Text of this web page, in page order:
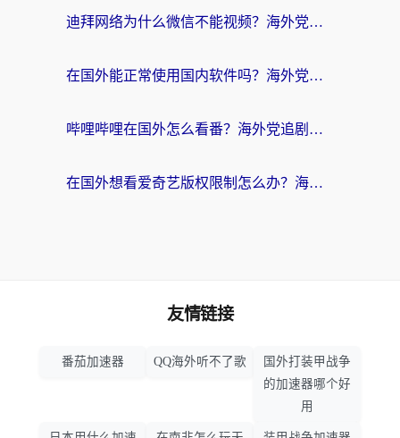
迪拜网络为什么微信不能视频？海外党必看的回国加速全攻略
在国外能正常使用国内软件吗？海外党亲测有效的无缝访问指南
哔哩哔哩在国外怎么看番？海外党追剧看片的终极解决方案
在国外想看爱奇艺版权限制怎么办？海外华人必看的追剧自由指南
友情链接
番茄加速器 QQ海外听不了歌
国外打装甲战争
的加速器哪个好
用